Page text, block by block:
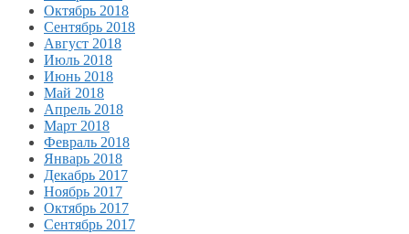
Октябрь 2018
Сентябрь 2018
Август 2018
Июль 2018
Июнь 2018
Май 2018
Апрель 2018
Март 2018
Февраль 2018
Январь 2018
Декабрь 2017
Ноябрь 2017
Октябрь 2017
Сентябрь 2017